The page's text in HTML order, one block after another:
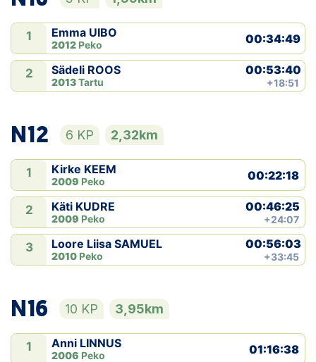
1 Emma UIBO
2012 Peko 00:34:49
2 Sädeli ROOS
2013Tartu
00:53:40
+18:51
N12 6 KP 2,32km
1 Kirke KEEM
2009 Peko 00:22:18
2 Käti KUDRE
2009 Peko
00:46:25
+24:07
3 Loore Liisa SAMUEL
2010 Peko
00:56:03
+33:45
N16 10 KP 3,95km
1 Anni LINNUS
2006 Peko 01:16:38